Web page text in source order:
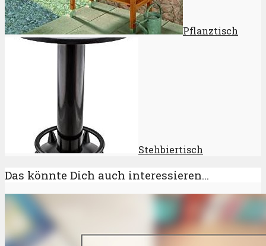
Pflanztisch
Stehbiertisch
Das könnte Dich auch interessieren...